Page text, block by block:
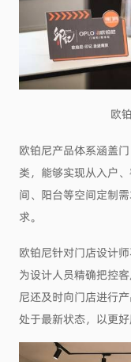
欧
欧铂尼产品体系涵盖
类，能够实现从入户
间、阳台等空间定制
求。
欧铂尼针对门店设计
为设计人员精确把控
尼还及时向门店进行
处于最新状态，以更好